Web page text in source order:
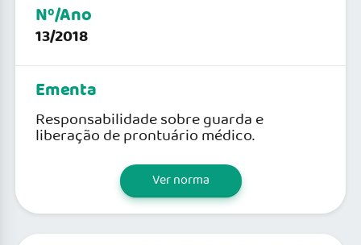
Nº/Ano
13/2018
Ementa
Responsabilidade sobre guarda e
liberação de prontuário médico.
Ver norma